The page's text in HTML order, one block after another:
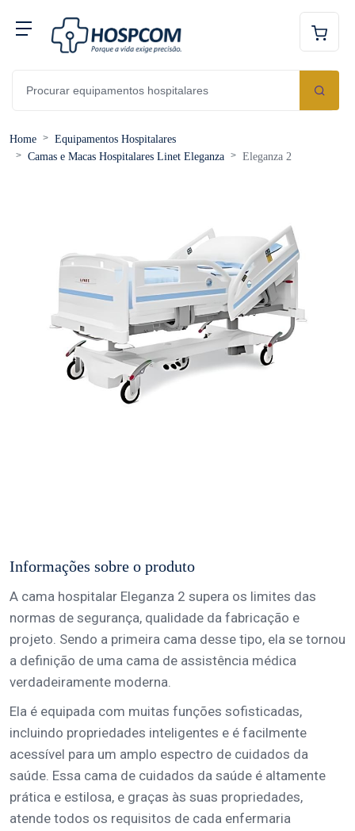
Home
Equipamentos Hospitalares
Camas e Macas Hospitalares Linet Eleganza
Eleganza 2
Informações sobre o produto
A cama hospitalar Eleganza 2 supera os limites das
normas de segurança, qualidade da fabricação e
projeto. Sendo a primeira cama desse tipo, ela se tornou
a definição de uma cama de assistência médica
verdadeiramente moderna.
Ela é equipada com muitas funções sofisticadas,
incluindo propriedades inteligentes e é facilmente
acessível para um amplo espectro de cuidados da
saúde. Essa cama de cuidados da saúde é altamente
prática e estilosa, e graças às suas propriedades,
atende todos os requisitos de cada enfermaria